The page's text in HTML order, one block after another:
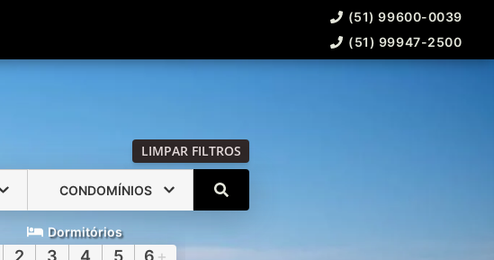
(51) 99600-0039
(51) 99947-2500
LIMPAR FILTROS
CONDOMÍNIOS
Dormitórios
2 3 4 5 6 +